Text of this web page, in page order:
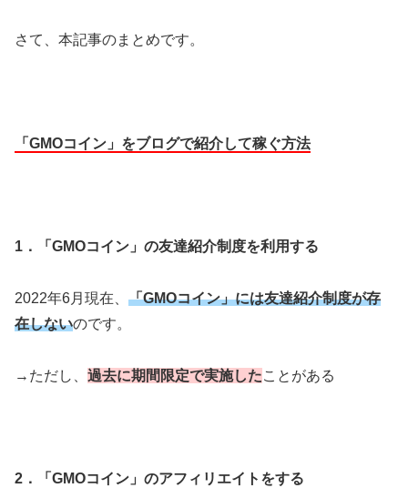
さて、本記事のまとめです。
「GMOコイン」をブログで紹介して稼ぐ方法
1．「GMOコイン」の友達紹介制度を利用する
2022年6月現在、 「GMOコイン」には友達紹介制度が存
在しないのです。
→ただし、 過去に期間限定で実施したことがある
2．「GMOコイン」 のアフィリエイトをする